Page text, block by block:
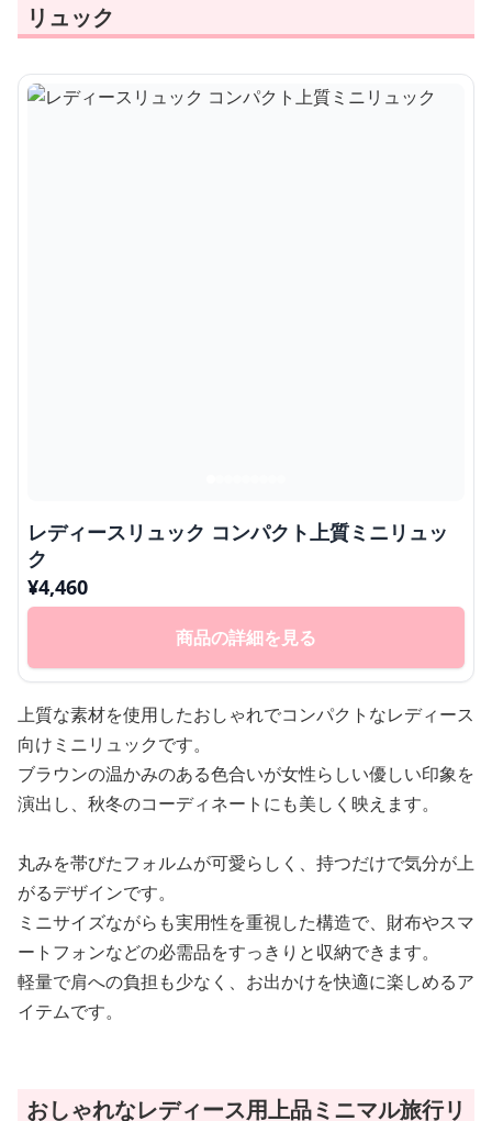
リュック
レディースリュック コンパクト上質ミニリュッ
ク
¥4,460
商品の詳細を見る
上質な素材を使用したおしゃれでコンパクトなレディース
向けミニリュックです。
ブラウンの温かみのある色合いが女性らしい優しい印象を
演出し、秋冬のコーディネートにも美しく映えます。
丸みを帯びたフォルムが可愛らしく、持つだけで気分が上
がるデザインです。
ミニサイズながらも実用性を重視した構造で、財布やスマ
ートフォンなどの必需品をすっきりと収納できます。
軽量で肩への負担も少なく、お出かけを快適に楽しめるア
イテムです。
おしゃれなレディース用上品ミニマル旅行リ